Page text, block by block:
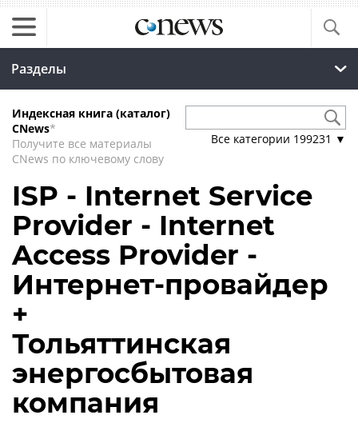
Разделы
Индексная книга (каталог)
CNews*
Получите все материалы
CNews по ключевому слову
Все категории 199231 ▼
ISP - Internet Service
Provider - Internet
Access Provider -
Интернет-провайдер
+
Тольяттинская
энергосбытовая
компания